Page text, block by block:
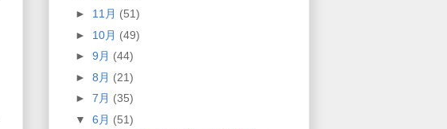
► 11月 (51)
► 10月 (49)
► 9月 (44)
► 8月 (21)
► 7月 (35)
▼ 6月 (51)